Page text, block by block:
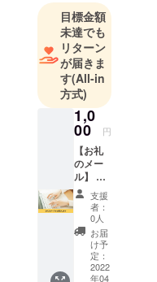
ンボールト
イレを使っ
てみてくだ
さい。不思
議な異空間
ができます
「幸福感ユ
ニットを一
気にマック
スに生み出
して、これ
を見ている
皆様の中に
一気に送り
込みます」
目標金額
未達でも
リターン
が届きま
す(All-in
方式)
1,0
00 円
【お礼
のメー
ル】 ソ
ウジャ
パン株
式会社
をただ
ただ応
援した
い人向
支援
者：
0人
お届
け予
定：
2022
年04